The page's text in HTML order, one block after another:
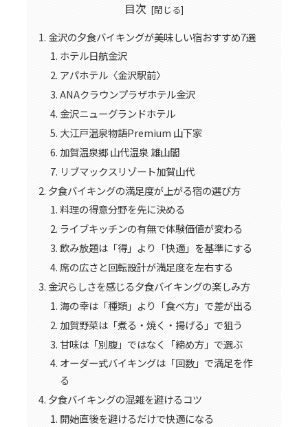
目次
金沢の夕食バイキングが美味しい宿おすすめ7選
ホテル日航金沢
アパホテル〈金沢駅前〉
ANAクラウンプラザホテル金沢
金沢ニューグランドホテル
大江戸温泉物語Premium 山下家
加賀温泉郷 山代温泉 雄山閣
リブマックスリゾート加賀山代
夕食バイキングの満足度が上がる宿の選び方
料理の得意分野を先に決める
ライブキッチンの有無で体験価値が変わる
飲み放題は「得」より「快適」を基準にする
席の広さと回転設計が満足度を左右する
金沢らしさを感じる夕食バイキングの楽しみ方
海の幸は「種類」より「食べ方」で差が出る
加賀野菜は「煮る・焼く・揚げる」で狙う
甘味は「別腹」ではなく「締め方」で選ぶ
オーダー式バイキングは「回数」で満足を作
る
夕食バイキングの混雑を避けるコツ
開始直後を避けるだけで快適になる